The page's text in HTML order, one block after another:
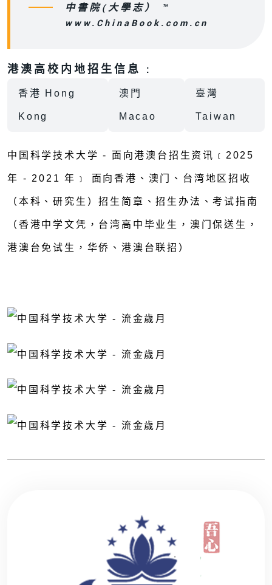
中書院(大學志） ™
www.ChinaBook.com.cn
港澳高校内地招生信息 :
香港 Hong
Kong
澳門
Macao
臺灣
Taiwan
中国科学技术大学 - 面向港澳台招生资讯﹝2025
年 - 2021 年﹞ 面向香港、澳门、台湾地区招收
（本科、研究生）招生简章、招生办法、考试指南
（香港中学文凭，台湾高中毕业生，澳门保送生，
港澳台免试生，华侨、港澳台联招）